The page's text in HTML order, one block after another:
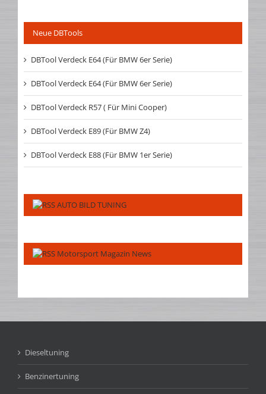
Neue DBTools
DBTool Verdeck E64 (Für BMW 6er Serie)
DBTool Verdeck E64 (Für BMW 6er Serie)
DBTool Verdeck R57 ( Für Mini Cooper)
DBTool Verdeck E89 (Für BMW Z4)
DBTool Verdeck E88 (Für BMW 1er Serie)
AUTO BILD TUNING
Motorsport Magazin News
Dieseltuning
Benzinertuning